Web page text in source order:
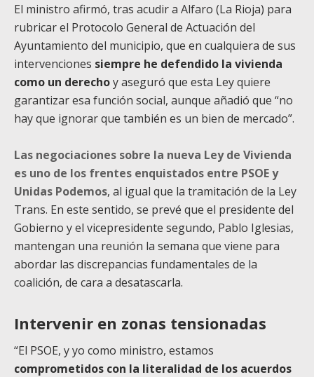
El ministro afirmó, tras acudir a Alfaro (La Rioja) para
rubricar el Protocolo General de Actuación del
Ayuntamiento del municipio, que en cualquiera de sus
intervenciones siempre he defendido la vivienda
como un derechoy aseguró que esta Ley quiere
garantizar esa función social, aunque añadió que “no
hay que ignorar que también es un bien de mercado”.
Las negociaciones sobre la nueva Ley de Vivienda
es uno de los frentes enquistados entre PSOE y
Unidas Podemos, al igual que la tramitación de la Ley
Trans. En este sentido, se prevé que el presidente del
Gobierno y el vicepresidente segundo, Pablo Iglesias,
mantengan una reunión la semana que viene para
abordar las discrepancias fundamentales de la
coalición, de cara a desatascarla.
Intervenir en zonas tensionadas
“El PSOE, y yo como ministro, estamos
comprometidos con la literalidad de los acuerdos